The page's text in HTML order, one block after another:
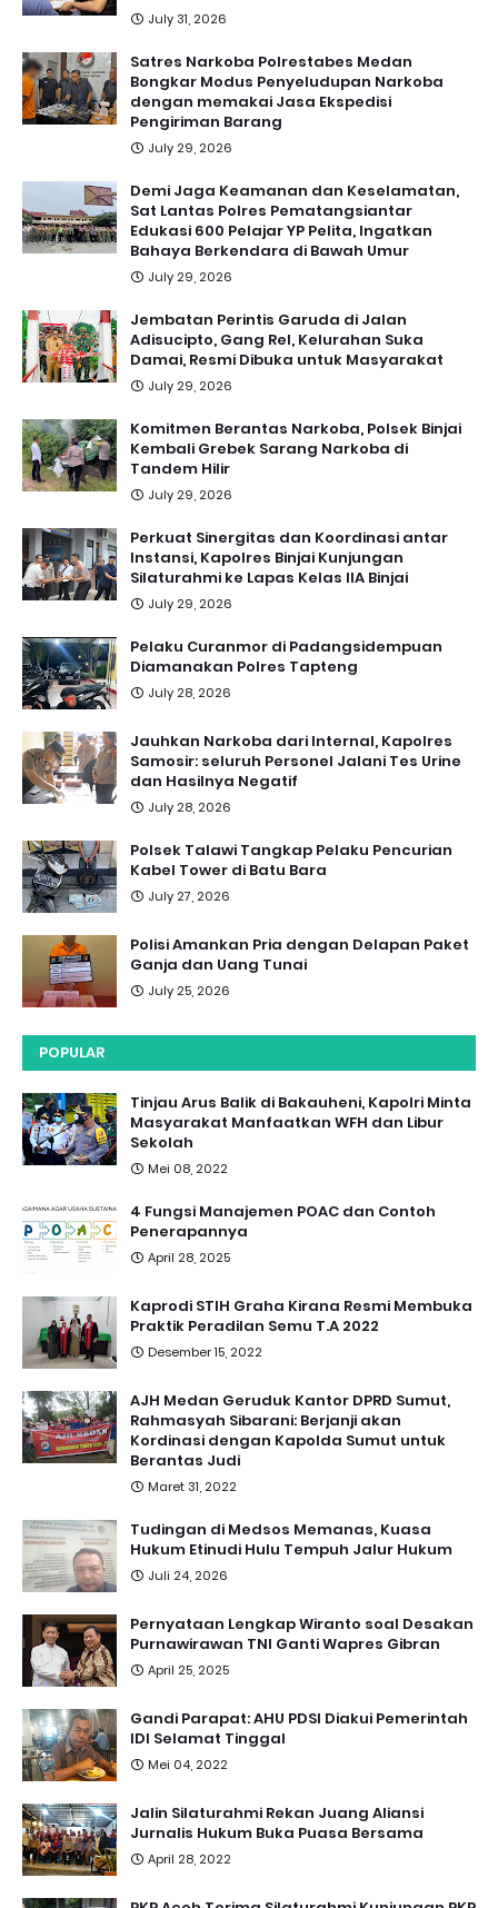
July 31, 2026
Satres Narkoba Polrestabes Medan
Bongkar Modus Penyeludupan Narkoba
dengan memakai Jasa Ekspedisi
Pengiriman Barang
July 29, 2026
Demi Jaga Keamanan dan Keselamatan,
Sat Lantas Polres Pematangsiantar
Edukasi 600 Pelajar YP Pelita, Ingatkan
Bahaya Berkendara di Bawah Umur
July 29, 2026
Jembatan Perintis Garuda di Jalan
Adisucipto, Gang Rel, Kelurahan Suka
Damai, Resmi Dibuka untuk Masyarakat
July 29, 2026
Komitmen Berantas Narkoba, Polsek Binjai
Kembali Grebek Sarang Narkoba di
Tandem Hilir
July 29, 2026
Perkuat Sinergitas dan Koordinasi antar
Instansi, Kapolres Binjai Kunjungan
Silaturahmi ke Lapas Kelas IIA Binjai
July 29, 2026
Pelaku Curanmor di Padangsidempuan
Diamanakan Polres Tapteng
July 28, 2026
Jauhkan Narkoba dari Internal, Kapolres
Samosir: seluruh Personel Jalani Tes Urine
dan Hasilnya Negatif
July 28, 2026
Polsek Talawi Tangkap Pelaku Pencurian
Kabel Tower di Batu Bara
July 27, 2026
Polisi Amankan Pria dengan Delapan Paket
Ganja dan Uang Tunai
July 25, 2026
POPULAR
Tinjau Arus Balik di Bakauheni, Kapolri Minta
Masyarakat Manfaatkan WFH dan Libur
Sekolah
Mei 08, 2022
4 Fungsi Manajemen POAC dan Contoh
Penerapannya
April 28, 2025
Kaprodi STIH Graha Kirana Resmi Membuka
Praktik Peradilan Semu T.A 2022
Desember 15, 2022
AJH Medan Geruduk Kantor DPRD Sumut,
Rahmasyah Sibarani: Berjanji akan
Kordinasi dengan Kapolda Sumut untuk
Berantas Judi
Maret 31, 2022
Tudingan di Medsos Memanas, Kuasa
Hukum Etinudi Hulu Tempuh Jalur Hukum
Juli 24, 2026
Pernyataan Lengkap Wiranto soal Desakan
Purnawirawan TNI Ganti Wapres Gibran
April 25, 2025
Gandi Parapat: AHU PDSI Diakui Pemerintah
IDI Selamat Tinggal
Mei 04, 2022
Jalin Silaturahmi Rekan Juang Aliansi
Jurnalis Hukum Buka Puasa Bersama
April 28, 2022